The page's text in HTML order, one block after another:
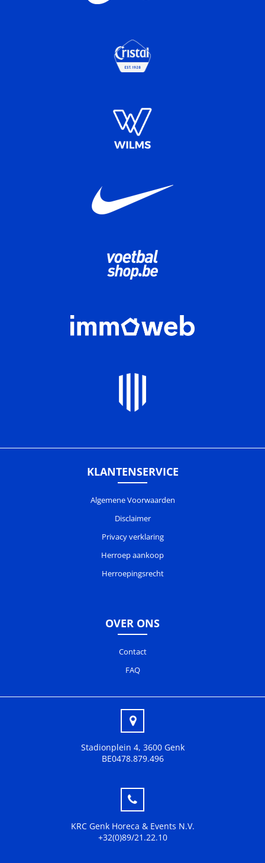
KLANTENSERVICE
Algemene Voorwaarden
Disclaimer
Privacy verklaring
Herroep aankoop
Herroepingsrecht
OVER ONS
Contact
FAQ
Stadionplein 4, 3600 Genk
BE0478.879.496
KRC Genk Horeca & Events N.V.
+32(0)89/21.22.10